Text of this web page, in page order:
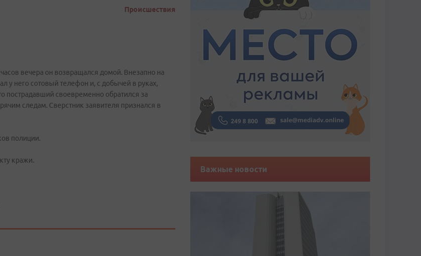
Происшествия
вечера он возвращался домой. Внезапно на
у него сотовый телефон и, с добычей в руках,
пострадавший своевременно обратился за
следам. Сверстник заявителя признался в
полиции.
кражи.
Важные новости